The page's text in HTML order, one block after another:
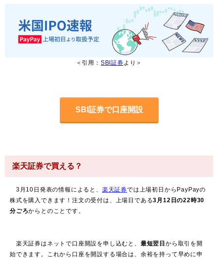
＜引用： SBI証券 より＞
SBI証券で口座開設
楽天証券で買える？
3月10日発表の情報によると、 楽天証券では上場初日からPayPayの
株式を購入できます！注文の受付は、上場日である3月12日の22時30
分ごろからとのことです。
楽天証券はネットで口座開設を申し込むと、 最短翌日から取引を開
始できます。これから口座を開設する場合は、余裕を持って早めに申